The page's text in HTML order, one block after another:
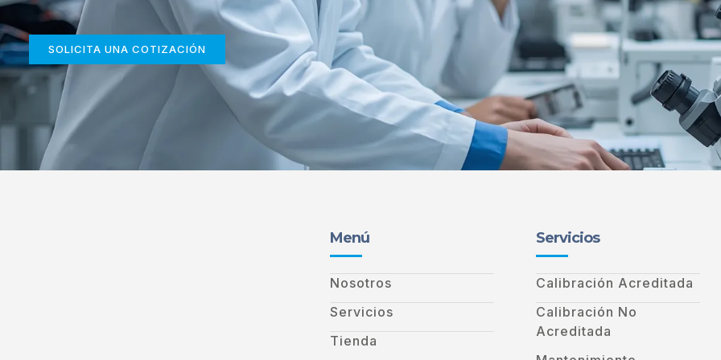
SOLICITA UNA COTIZACIÓN
Menú
Nosotros
Servicios
Tienda
Servicios
Calibración Acreditada
Calibración No
Acreditada